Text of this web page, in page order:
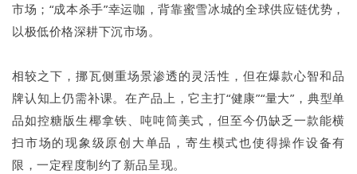
市场；“成本杀手”幸运咖，背靠蜜雪冰城的全球供应链优势，
以极低价格深耕下沉市场。
相较之下，挪瓦侧重场景渗透的灵活性，但在爆款心智和品
牌认知上仍需补课。在产品上，它主打“健康”“量大”，典型单
品如控糖版生椰拿铁、吨吨筒美式，但至今仍缺乏一款能横
扫市场的现象级原创大单品，寄生模式也使得操作设备有
限，一定程度制约了新品呈现。